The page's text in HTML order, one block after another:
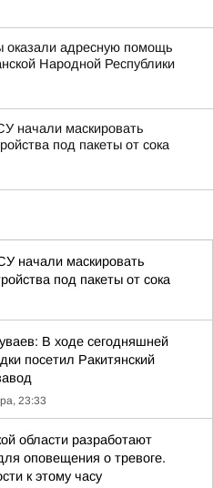
оказали адресную помощь
Народной Республики
начали маскировать
под пакеты от сока
начали маскировать
под пакеты от сока
В ходе сегодняшней
посетил Ракитянский
23:33
области разработают
оповещения о тревоге.
к этому часу